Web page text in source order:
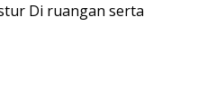
Di ruangan serta